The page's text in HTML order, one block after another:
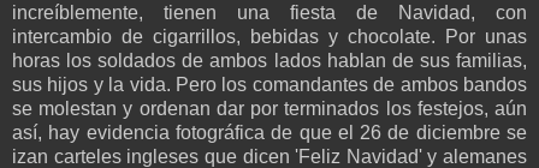
increíblemente, tienen una fiesta de Navidad, con
intercambio de cigarrillos, bebidas y chocolate. Por unas
horas los soldados de ambos lados hablan de sus familias,
sus hijos y la vida. Pero los comandantes de ambos bandos
se molestan y ordenan dar por terminados los festejos, aún
así, hay evidencia fotográfica de que el 26 de diciembre se
izan carteles ingleses que dicen 'Feliz Navidad' y alemanes